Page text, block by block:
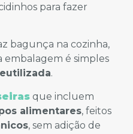
para fazer
bagunça na cozinha,
embalagem é simples
.
que incluem
alimentares, feitos
, sem adição de